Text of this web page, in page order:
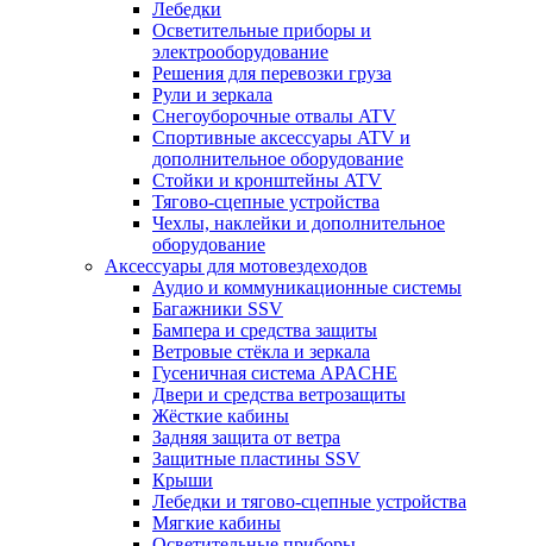
Лебедки
Осветительные приборы и
электрооборудование
Решения для перевозки груза
Рули и зеркала
Снегоуборочные отвалы ATV
Спортивные аксессуары ATV и
дополнительное оборудование
Стойки и кронштейны ATV
Тягово-сцепные устройства
Чехлы, наклейки и дополнительное
оборудование
Аксессуары для мотовездеходов
Аудио и коммуникационные системы
Багажники SSV
Бампера и средства защиты
Ветровые стёкла и зеркала
Гусеничная система APACHE
Двери и средства ветрозащиты
Жёсткие кабины
Задняя защита от ветра
Защитные пластины SSV
Крыши
Лебедки и тягово-сцепные устройства
Мягкие кабины